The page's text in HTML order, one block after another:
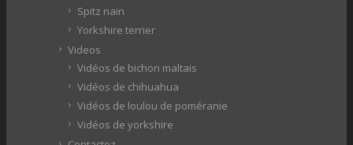
Spitz nain
Yorkshire terrier
Videos
Vidéos de bichon maltais
Vidéos de chihuahua
Vidéos de loulou de poméranie
Vidéos de yorkshire